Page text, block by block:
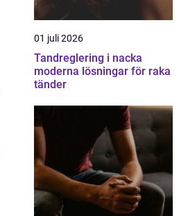
01 juli 2026
Tandreglering i nacka
moderna lösningar för raka
tänder